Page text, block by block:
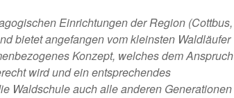
Einrichtungen der Region (Cottbus,
bietet angefangen vom kleinsten Waldläufer
Konzept, welches dem Anspruch
wird und ein entsprechendes
Waldschule auch alle anderen Generationen